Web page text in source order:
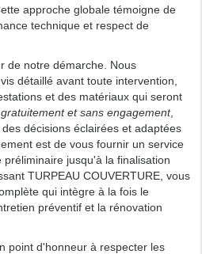
approche globale témoigne de
technique et respect de
de notre démarche. Nous
détaillé avant toute intervention,
et des matériaux qui seront
gratuitement et sans engagement,
décisions éclairées et adaptées
est de vous fournir un service
jusqu'à la finalisation
TURPEAU COUVERTURE, vous
qui intègre à la fois le
préventif et la rénovation
point d'honneur à respecter les